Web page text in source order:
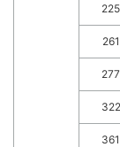
225
261
277
322
361